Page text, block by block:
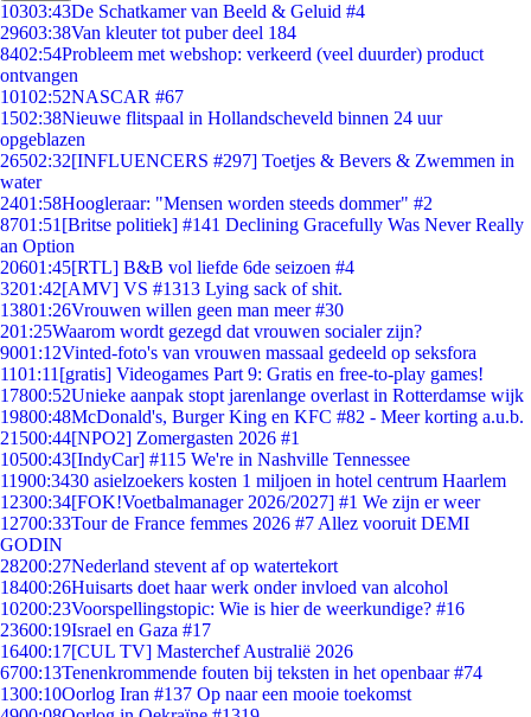
10303:43De Schatkamer van Beeld & Geluid #4
29603:38Van kleuter tot puber deel 184
8402:54Probleem met webshop: verkeerd (veel duurder) product
ontvangen
10102:52NASCAR #67
1502:38Nieuwe flitspaal in Hollandscheveld binnen 24 uur
opgeblazen
26502:32[INFLUENCERS #297] Toetjes & Bevers & Zwemmen in
water
2401:58Hoogleraar: "Mensen worden steeds dommer" #2
8701:51 [Britse politiek] #141 Declining Gracefully Was Never Really
an Option
20601:45[RTL] B&B vol liefde 6de seizoen #4
3201:42[AMV] VS #1313 Lying sack of shit.
13801:26Vrouwen willen geen man meer #30
201:25Waarom wordt gezegd dat vrouwen socialer zijn?
9001:12Vinted-foto's van vrouwen massaal gedeeld op seksfora
1101:11 [gratis] Videogames Part 9: Gratis en free-to-play games!
17800:52Unieke aanpak stopt jarenlange overlast in Rotterdamse wijk
19800:48McDonald's, Burger King en KFC #82 - Meer korting a.u.b.
21500:44[NPO2] Zomergasten 2026 #1
10500:43[IndyCar] #115 We're in Nashville Tennessee
11900:3430 asielzoekers kosten 1 miljoen in hotel centrum Haarlem
12300:34[FOK!Voetbalmanager 2026/2027] #1 We zijn er weer
12700:33Tour de France femmes 2026 #7 Allez vooruit DEMI
GODIN
28200:27Nederland stevent af op watertekort
18400:26Huisarts doet haar werk onder invloed van alcohol
10200:23Voorspellingstopic: Wie is hier de weerkundige? #16
23600:19Israel en Gaza #17
16400:17[CUL TV] Masterchef Australië 2026
6700:13Tenenkrommende fouten bij teksten in het openbaar #74
1300:10Oorlog Iran #137 Op naar een mooie toekomst